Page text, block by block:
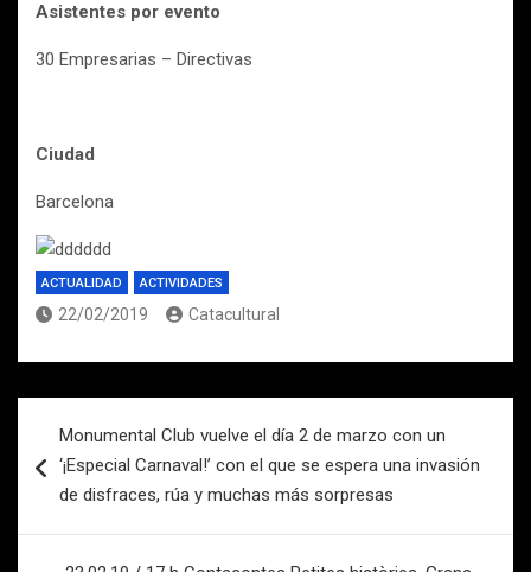
Asistentes por evento
30 Empresarias – Directivas
Ciudad
Barcelona
ACTUALIDAD ACTIVIDADES
22/02/2019 Catacultural
de
entradas
Monumental Club vuelve el día 2 de marzo con un
‘¡Especial Carnaval!’ con el que se espera una invasión
de disfraces, rúa y muchas más sorpresas